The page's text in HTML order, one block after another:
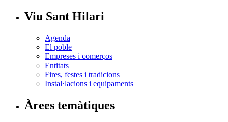
Viu Sant Hilari
Agenda
El poble
Empreses i comerços
Entitats
Fires, festes i tradicions
Instal·lacions i equipaments
Àrees temàtiques